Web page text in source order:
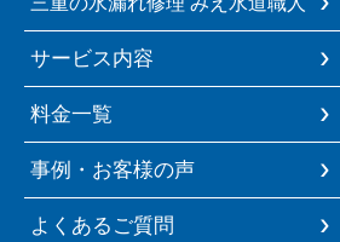
サービス内容
料金一覧
事例・お客様の声
よくあるご質問